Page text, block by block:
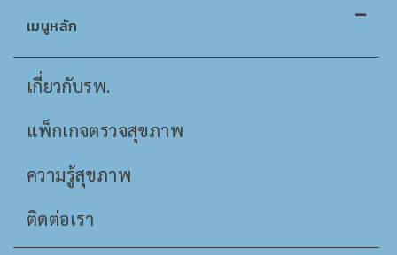
เมนูหลัก
เกี่ยวกับรพ.
แพ็กเกจตรวจสุขภาพ
ความรู้สุขภาพ
ติดต่อเรา